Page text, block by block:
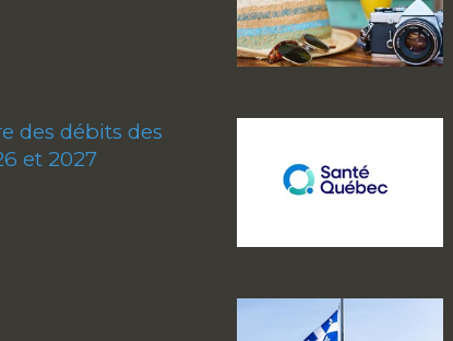
des débits des
et 2027